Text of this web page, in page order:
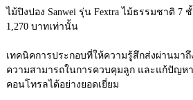
ไม้ปิงปอง Sanwei รุ่น Fextra ไม้ธรรมชาติ 7
1,270 บาทเท่านั้น
เทคนิคการประกอบที่ให้ความรู้สึกส่งผ่านมา
ความสามารถในการควบคุมลูก และแก้ปัญห
คอนโทรลได้อย่างยอดเยี่ยม